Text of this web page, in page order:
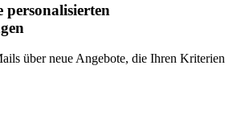
personalisierten
über neue Angebote, die Ihren Kriterien